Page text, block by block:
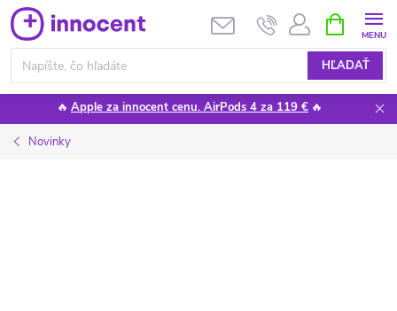
Prejsť
na
obsah
HĽADAŤ
KOŠÍK
🔥 Apple za innocent cenu. AirPods 4 za 119 € 🔥
Novinky